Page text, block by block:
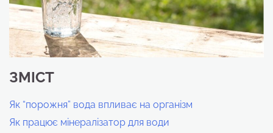
ЗМІСТ
Як “порожня” вода впливає на організм
Як працює мінералізатор для води